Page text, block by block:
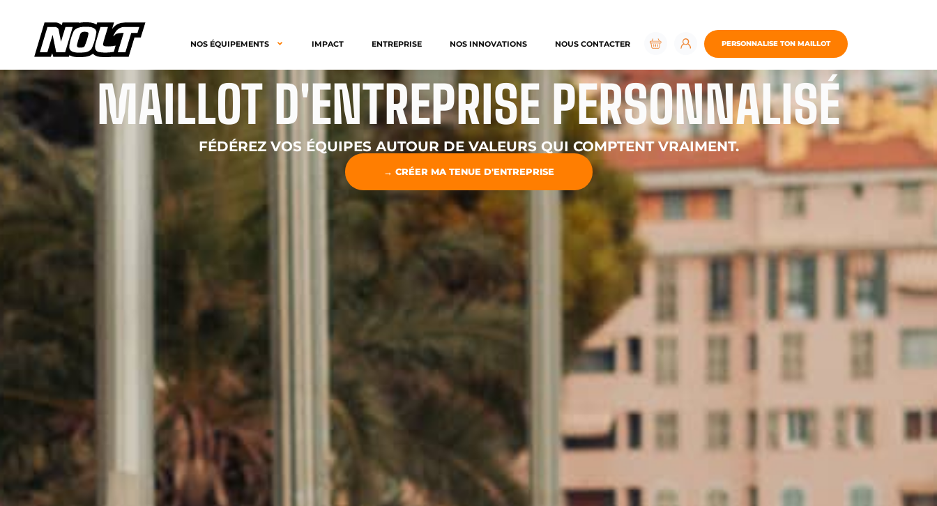
NOS ÉQUIPEMENTS IMPACT ENTREPRISE NOS INNOVATIONS NOUS CONTACTER PERSONNALISE TON MAILLOT
MAILLOT D'ENTREPRISE PERSONNALISÉ
FÉDÉREZ VOS ÉQUIPES AUTOUR DE VALEURS QUI COMPTENT VRAIMENT.
→ CRÉER MA TENUE D'ENTREPRISE